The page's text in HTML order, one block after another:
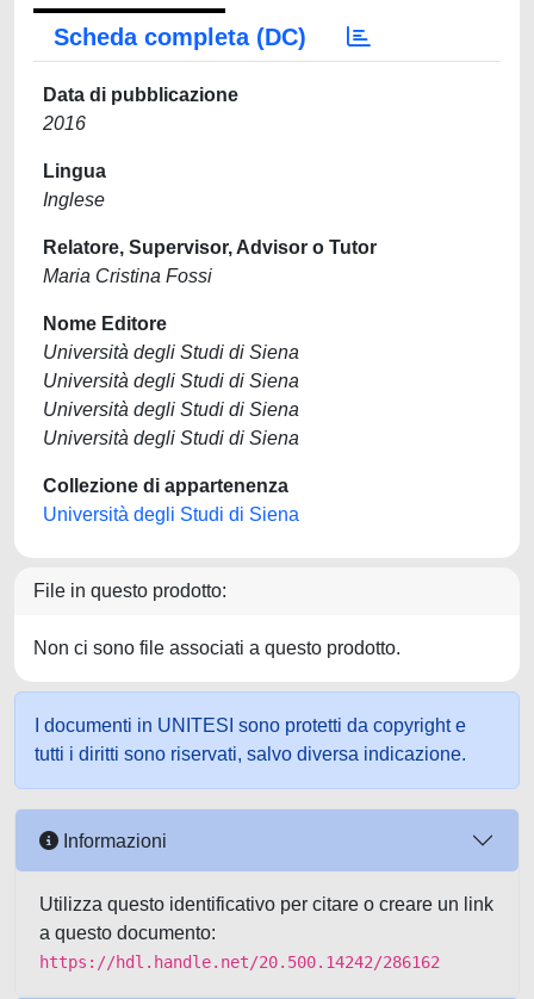
Scheda completa (DC)
Data di pubblicazione
2016
Lingua
Inglese
Relatore, Supervisor, Advisor o Tutor
Maria Cristina Fossi
Nome Editore
Università degli Studi di Siena
Università degli Studi di Siena
Università degli Studi di Siena
Università degli Studi di Siena
Collezione di appartenenza
Università degli Studi di Siena
File in questo prodotto:
Non ci sono file associati a questo prodotto.
I documenti in UNITESI sono protetti da copyright e
tutti i diritti sono riservati, salvo diversa indicazione.
Informazioni
Utilizza questo identificativo per citare o creare un link
a questo documento:
https://hdl.handle.net/20.500.14242/286162